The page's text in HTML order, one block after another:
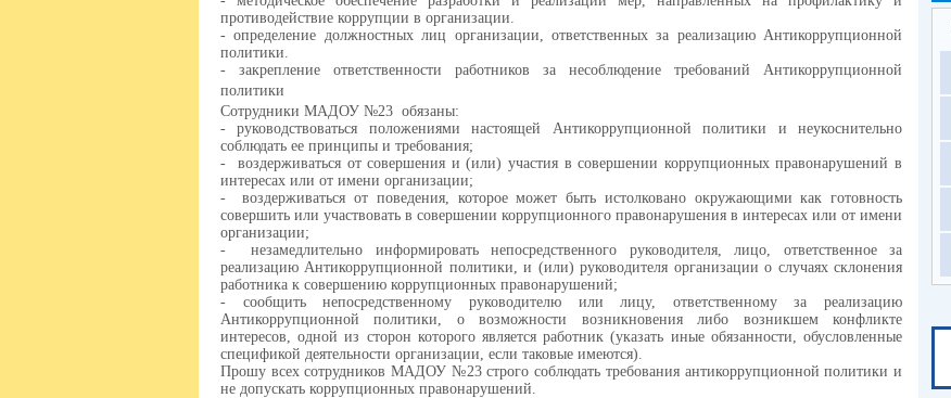
противодействие коррупции в организации.
- определение должностных лиц организации, ответственных за реализацию Антикоррупционной
политики.
- закрепление ответственности работников за несоблюдение требований Антикоррупционной
политики
Сотрудники МАДОУ №23 обязаны:
- руководствоваться положениями настоящей Антикоррупционной политики и неукоснительно
соблюдать ее принципы и требования;
- воздерживаться от совершения и (или) участия в совершении коррупционных правонарушений в
интересах или от имени организации;
- воздерживаться от поведения, которое может быть истолковано окружающими как готовность
совершить или участвовать в совершении коррупционного правонарушения в интересах или от имени
организации;
- незамедлительно информировать непосредственного руководителя, лицо, ответственное за
реализацию Антикоррупционной политики, и (или) руководителя организации о случаях склонения
работника к совершению коррупционных правонарушений;
- сообщить непосредственному руководителю или лицу, ответственному за реализацию
Антикоррупционной политики, о возможности возникновения либо возникшем конфликте
интересов, одной из сторон которого является работник (указать иные обязанности, обусловленные
спецификой деятельности организации, если таковые имеются).
Прошу всех сотрудников МАДОУ №23 строго соблюдать требования антикоррупционной политики и
не допускать коррупционных правонарушений.